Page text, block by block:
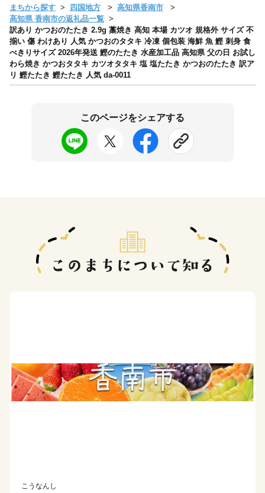
まちから探す 四国地方
高知県香南市
高知県 香南市の返礼品一覧
訳あり かつおのたたき 2.9g 藁焼き 高知 本場 カツオ 規格外 サイズ 不
揃い 傷 わけあり 人気 かつおのタタキ 冷凍 個包装 海鮮 魚 鰹 刺身 食
べきりサイズ 2026年発送 鰹のたたき 水産加工品 高知県 父の日 お試し
わら焼き かつおタタキ カツオタタキ 塩 塩たたき かつおのたたき 訳ア
リ 鰹たたき 鰹たたき 人気 da-0011
このページをシェアする
こうなんし